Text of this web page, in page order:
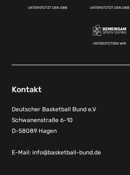
UNTERSTÜTZT DEN DBB UNTERSTÜTZT DEN DBB
UNTERSTÜTZEN WIR
Kontakt
Deutscher Basketball Bund e.V
Schwanenstraße 6-10
D-58089 Hagen
E-Mail: info@basketball-bund.de